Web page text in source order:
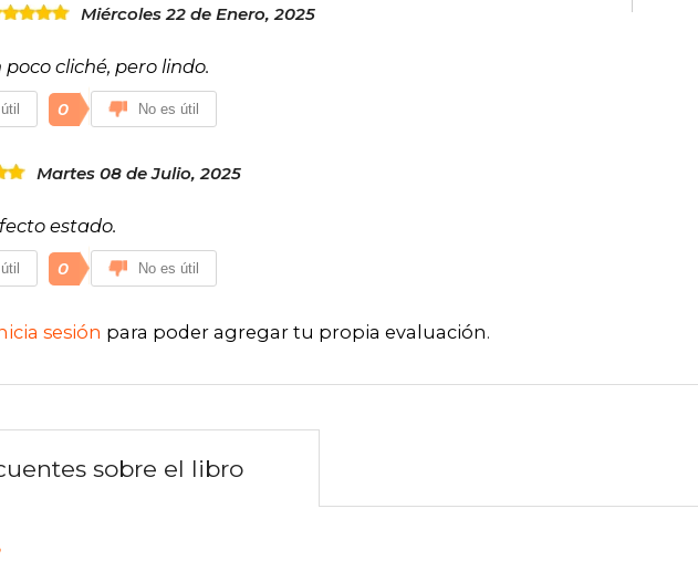
Miércoles 22 de Enero, 2025
cliché, pero lindo.
0 No es útil
Martes 08 de Julio, 2025
estado.
0 No es útil
sesión para poder agregar tu propia evaluación.
sobre el libro